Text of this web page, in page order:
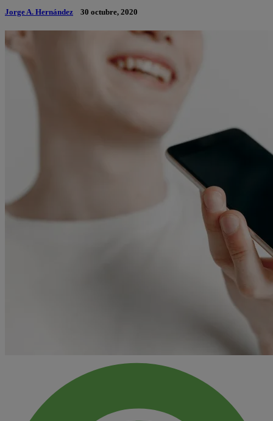
Jorge A. Hernández 30 octubre, 2020